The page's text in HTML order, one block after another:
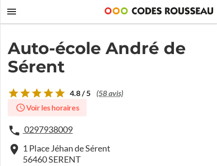
Auto-école André de
Sérent
4.8 / 5 (58 avis)
Voir les horaires
0297938009
1 Place Jéhan de Sérent
56460 SERENT